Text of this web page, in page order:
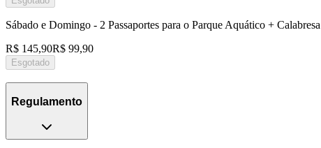
Sábado e Domingo - 2 Passaportes para o Parque Aquático +
R$ 145,90R$ 99,90
Esgotado
Regulamento